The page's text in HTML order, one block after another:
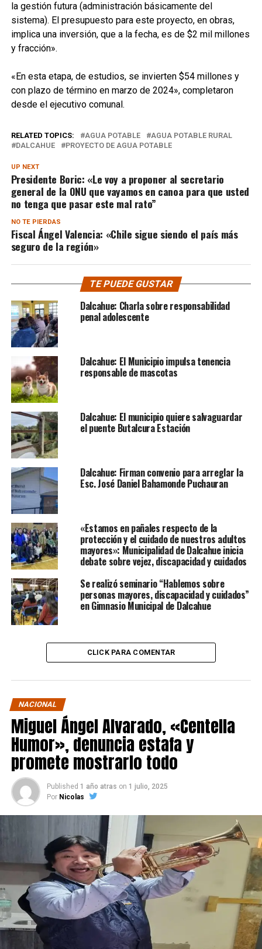
la gestión futura (administración básicamente del
sistema). El presupuesto para este proyecto, en obras,
implica una inversión, que a la fecha, es de $2 mil millones
y fracción».
«En esta etapa, de estudios, se invierten $54 millones y
con plazo de término en marzo de 2024», completaron
desde el ejecutivo comunal.
RELATED TOPICS: AGUA POTABLE
AGUA POTABLE RURAL
DALCAHUE
PROYECTO DE AGUA POTABLE
UP NEXT
Presidente Boric: «Le voy a proponer al secretario
general de la ONU que vayamos en canoa para que usted
no tenga que pasar este mal rato”
NO TE PIERDAS
Fiscal Ángel Valencia: «Chile sigue siendo el país más
seguro de la región»
TE PUEDE GUSTAR
Dalcahue: Charla sobre responsabilidad
penal adolescente
Dalcahue: El Municipio impulsa tenencia
responsable de mascotas
Dalcahue: El municipio quiere salvaguardar
el puente Butalcura Estación
Dalcahue: Firman convenio para arreglar la
Esc. José Daniel Bahamonde Puchauran
«Estamos en pañales respecto de la
protección y el cuidado de nuestros adultos
mayores»: Municipalidad de Dalcahue inicia
debate sobre vejez, discapacidad y cuidados
Se realizó seminario “Hablemos sobre
personas mayores, discapacidad y cuidados”
en Gimnasio Municipal de Dalcahue
CLICK PARA COMENTAR
NACIONAL
Miguel Ángel Alvarado, «Centella
Humor», denuncia estafa y
promete mostrarlo todo
Published 1 año atras on 1 julio, 2025
Por Nicolas